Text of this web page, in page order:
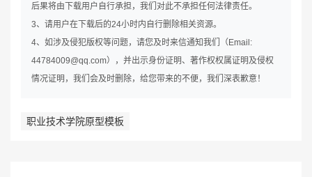
后果将由下载用户自行承担，我们对此不承担任何法律责任。
3、请用户在下载后的24小时内自行删除相关资源。
4、如涉及侵犯版权等问题，请您及时来信通知我们（Email:
44784009@qq.com），并出示身份证明、著作权权属证明及侵权
情况证明，我们会及时删除，给您带来的不便，我们深表歉意！
职业技术学院原型模板